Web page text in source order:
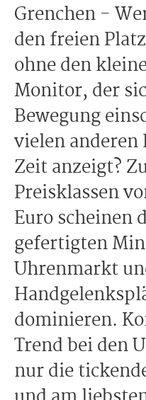
Grenchen -
den freien
ohne den
Monitor, der
Bewegung
vielen anderen
Zeit anzeigt?
Preisklassen
Euro scheinen
gefertigten
Uhrenmarkt
dominieren.
Trend bei den
nur die